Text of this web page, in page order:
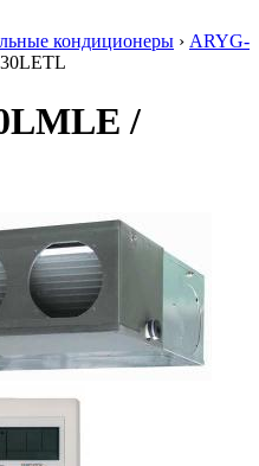
кондиционеры › ARYG-
/